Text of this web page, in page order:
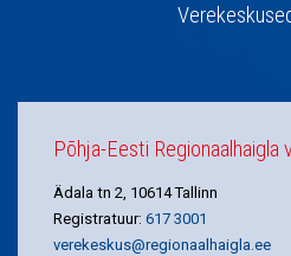
Põhja-Eesti Regionaalhaigla
Ädala tn 2, 10614 Tallinn
Registratuur: 617 3001
verekeskus@regionaalhaigla.ee